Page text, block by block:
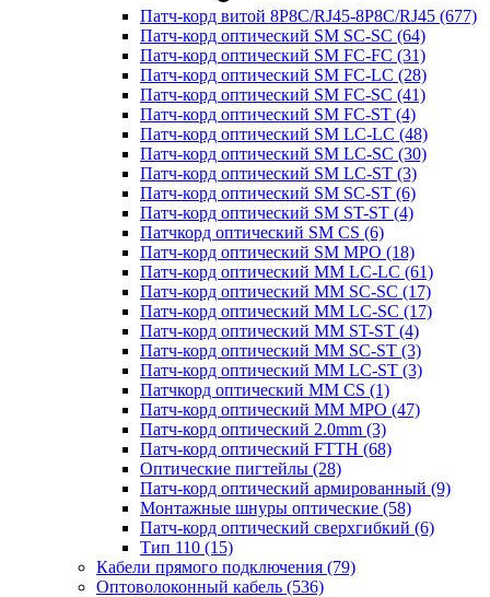
Патч-корд витой 8P8C/RJ45-8P8C/RJ45 (677)
Патч-корд оптический SM SC-SC (64)
Патч-корд оптический SM FC-FC (31)
Патч-корд оптический SM FC-LC (28)
Патч-корд оптический SM FC-SC (41)
Патч-корд оптический SM FC-ST (4)
Патч-корд оптический SM LC-LC (48)
Патч-корд оптический SM LC-SC (30)
Патч-корд оптический SM LC-ST (3)
Патч-корд оптический SM SC-ST (6)
Патч-корд оптический SM ST-ST (4)
Патчкорд оптический SM CS (6)
Патч-корд оптический SM MPO (18)
Патч-корд оптический MM LC-LC (61)
Патч-корд оптический MM SC-SC (17)
Патч-корд оптический MM LC-SC (17)
Патч-корд оптический MM ST-ST (4)
Патч-корд оптический MM SC-ST (3)
Патч-корд оптический MM LC-ST (3)
Патчкорд оптический MM CS (1)
Патч-корд оптический MM MPO (47)
Патч-корд оптический 2.0mm (3)
Патч-корд оптический FTTH (68)
Оптические пигтейлы (28)
Патч-корд оптический армированный (9)
Монтажные шнуры оптические (58)
Патч-корд оптический сверхгибкий (6)
Тип 110 (15)
Кабели прямого подключения (79)
Оптоволоконный кабель (536)